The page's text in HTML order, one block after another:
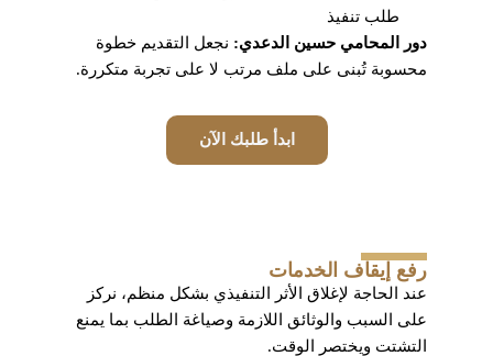
طلب تنفيذ
دور المحامي حسين الدعدي: نجعل التقديم خطوة
محسوبة تُبنى على ملف مرتب لا على تجربة متكررة.
ابدأ طلبك الآن
رفع إيقاف الخدمات
عند الحاجة لإغلاق الأثر التنفيذي بشكل منظم، نركز
على السبب والوثائق اللازمة وصياغة الطلب بما يمنع
التشتت ويختصر الوقت.